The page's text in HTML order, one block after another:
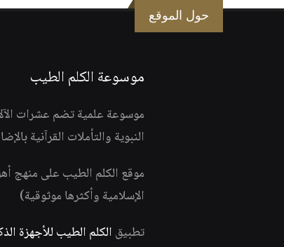
حول الموقع
موسوعة الكلم الطيب
موسوعة علمية تضم عشرات
النبوية والتأملات القرآنية
موقع الكلم الطيب على منهج
الإسلامية وأكثرها موثوقية)
تطبيق الكلم الطيب للأجهزة